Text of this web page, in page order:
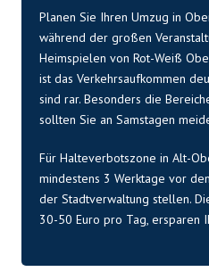
Planen Sie Ihren Umzug in
während der großen
Heimspielen von Rot-Weiß
ist das Verkehrsaufkommen
sind rar. Besonders die
sollten Sie an Samstagen
Für Halteverbotszone in Alt-
mindestens 3 Werktage vor
der Stadtverwaltung stellen.
30-50 Euro pro Tag, ersparen